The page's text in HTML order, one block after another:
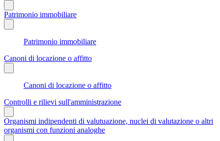
Patrimonio immobiliare
Patrimonio immobiliare
Canoni di locazione o affitto
Canoni di locazione o affitto
Controlli e rilievi sull'amministrazione
Organismi indipendenti di valutuazione, nuclei di valutazione o altri
organismi con funzioni analoghe